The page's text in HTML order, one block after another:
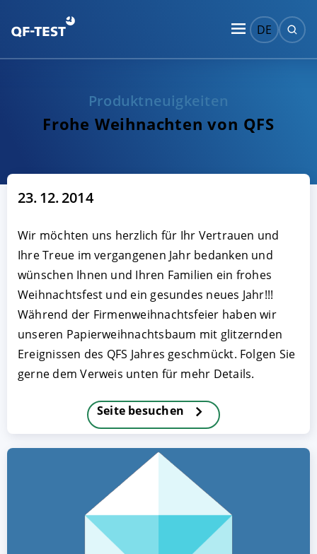
DE
Produktneuigkeiten
Frohe Weihnachten von QFS
23. 12. 2014
Wir möchten uns herzlich für Ihr Vertrauen und
Ihre Treue im vergangenen Jahr bedanken und
wünschen Ihnen und Ihren Familien ein frohes
Weihnachtsfest und ein gesundes neues Jahr!!!
Während der Firmenweihnachtsfeier haben wir
unseren Papierweihnachtsbaum mit glitzernden
Ereignissen des QFS Jahres geschmückt. Folgen Sie
gerne dem Verweis unten für mehr Details.
Seite besuchen
KONFIGURIEREN
|